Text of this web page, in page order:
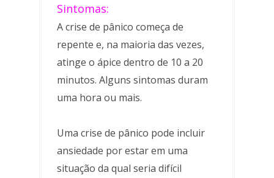
Sintomas:
A crise de pânico começa de
repente e, na maioria das vezes,
atinge o ápice dentro de 10 a 20
minutos. Alguns sintomas duram
uma hora ou mais.
Uma crise de pânico pode incluir
ansiedade por estar em uma
situação da qual seria difícil